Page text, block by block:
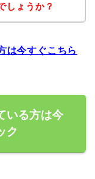
しょうか？
は今すぐこちら
いる方は今
ク